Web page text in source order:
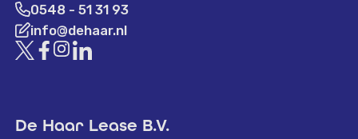
0548 - 51 31 93
info@dehaar.nl
De Haar Lease B.V.